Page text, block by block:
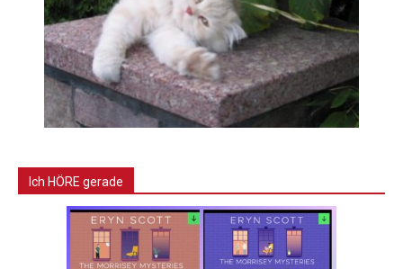
Ich HÖRE gerade